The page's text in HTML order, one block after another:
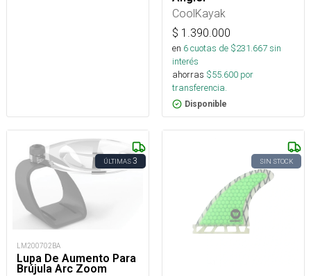
CoolKayak
$ 1.390.000
en 6cuotas de $231.667sin
interés
ahorras $55.600 por
transferencia.
Disponible
ÚLTIMAS3
LM200702BA
Lupa De Aumento Para
Brújula Arc Zoom
SIN STOCK